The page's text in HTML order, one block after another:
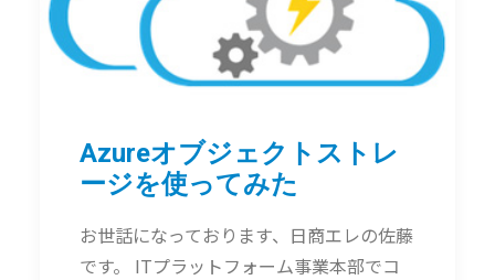
Azureオブジェクトストレ
ージを使ってみた
お世話になっております、日商エレの佐藤
です。 ITプラットフォーム事業本部でコ